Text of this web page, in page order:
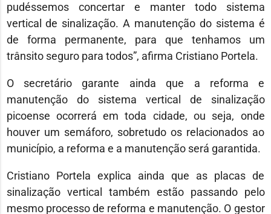
pudéssemos concertar e manter todo sistema
vertical de sinalização. A manutenção do sistema é
de forma permanente, para que tenhamos um
trânsito seguro para todos”, afirma Cristiano Portela.
O secretário garante ainda que a reforma e
manutenção do sistema vertical de sinalização
picoense ocorrerá em toda cidade, ou seja, onde
houver um semáforo, sobretudo os relacionados ao
município, a reforma e a manutenção será garantida.
Cristiano Portela explica ainda que as placas de
sinalização vertical também estão passando pelo
mesmo processo de reforma e manutenção. O gestor